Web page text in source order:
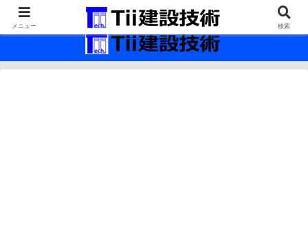
最新の建設技術の情報インフラ。
メニュー 検索